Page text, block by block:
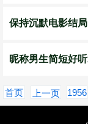
保持沉默电影结局
昵称男生简短好
首页 上一页 1956